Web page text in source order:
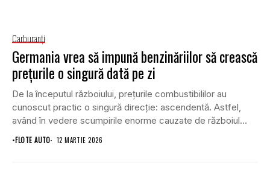
Carburanţi
Germania vrea să impună benzinăriilor să crească
prețurile o singură dată pe zi
De la începutul războiului, prețurile combustibililor au
cunoscut practic o singură direcție: ascendentă. Astfel,
având în vedere scumpirile enorme cauzate de războiul
din...
•FLOTE AUTO 12 MARTIE 2026